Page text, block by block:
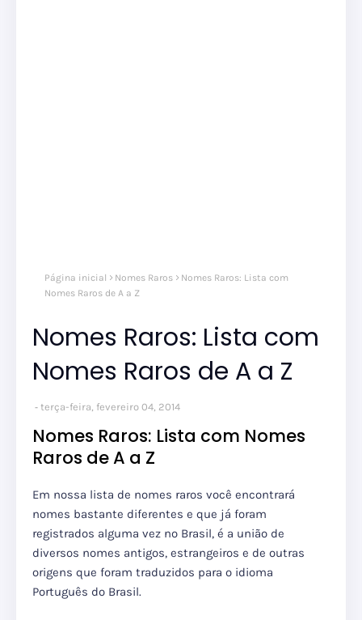
Página inicial Nomes Raros
Nomes Raros: Lista com
Nomes Raros de A a Z
Nomes Raros: Lista com
Nomes Raros de A a Z
terça-feira, fevereiro 04, 2014
Nomes Raros: Lista com Nomes
Raros de A a Z
Em nossa lista de nomes raros você encontrará
nomes bastante diferentes e que já foram
registrados alguma vez no Brasil, é a união de
diversos nomes antigos, estrangeiros e de outras
origens que foram traduzidos para o idioma
Português do Brasil.